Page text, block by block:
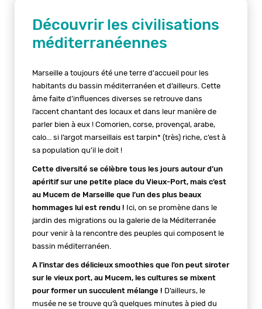
Découvrir les civilisations
méditerranéennes
Marseille a toujours été une terre d'accueil pour les
habitants du bassin méditerranéen et d’ailleurs. Cette
âme faite d’influences diverses se retrouve dans
l’accent chantant des locaux et dans leur manière de
parler bien à eux ! Comorien, corse, provençal, arabe,
calo... si l’argot marseillais est tarpin* (très) riche, c’est à
sa population qu’il le doit !
Cette diversité se célèbre tous les jours autour d’un
apéritif sur une petite place du Vieux-Port, mais c’est
au Mucem de Marseille que l’un des plus beaux
hommages lui est rendu ! Ici, on se promène dans le
jardin des migrations ou la galerie de la Méditerranée
pour venir à la rencontre des peuples qui composent le
bassin méditerranéen.
A l’instar des délicieux smoothies que l’on peut siroter
sur le vieux port, au Mucem, les cultures se mixent
pour former un succulent mélange ! D’ailleurs, le
musée ne se trouve qu’à quelques minutes à pied du